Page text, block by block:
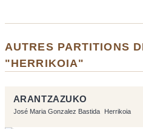
AUTRES PARTITIONS
"HERRIKOIA"
ARANTZAZUKO
José Maria Gonzalez Bastida Herrikoia